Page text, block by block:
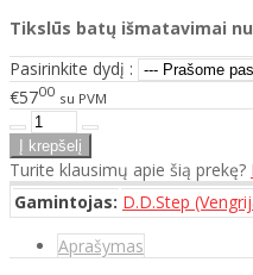
Tikslūs batų išmatavimai
Pasirinkite dydį :
€5700 su PVM
Turite klausimų apie šią prekę?
Gamintojas: D.D.Step
Aprašymas